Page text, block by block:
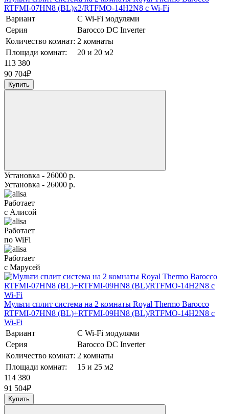
RTFMI-07HN8 (BL)х2/RTFMO-14H2N8 с Wi-Fi
Вариант
С Wi-Fi модулями
Серия
Barocco DC Inverter
Количество комнат: 2 комнаты
Площади комнат:
20 и 20 м2
113 380
90 704₽
Купить
Установка - 26000 р.
Установка - 26000 р.
Работает
с Алисой
Работает
по WiFi
Работает
с Марусей
Мульти сплит система на 2 комнаты Royal Thermo Barocco
RTFMI-07HN8 (BL)+RTFMI-09HN8 (BL)/RTFMO-14H2N8 с
Wi-Fi
Вариант
С Wi-Fi модулями
Серия
Barocco DC Inverter
Количество комнат: 2 комнаты
Площади комнат:
15 и 25 м2
114 380
91 504₽
Купить